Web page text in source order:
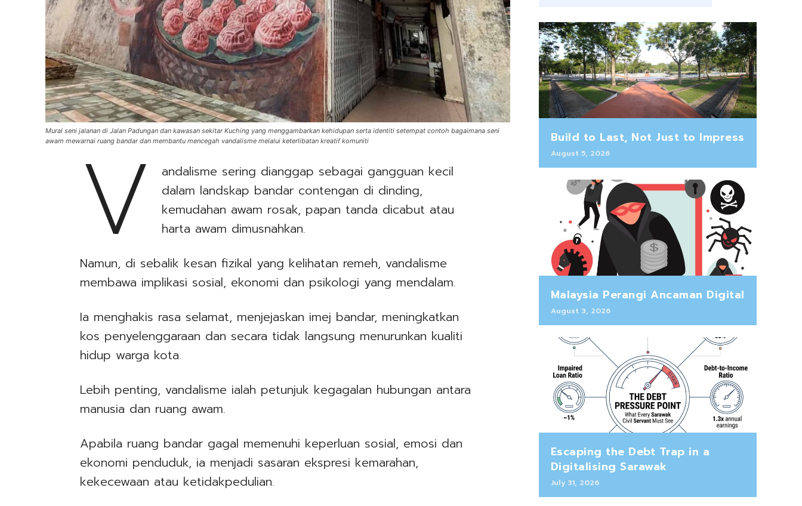
Mural seni jalanan di Jalan Padungan dan kawasan sekitar Kuching yang menggambarkan kehidupan serta identiti setempat contoh bagaimana seni
awam mewarnai ruang bandar dan membantu mencegah vandalisme melalui keterlibatan kreatif komuniti
V
andalisme sering dianggap sebagai gangguan kecil
dalam landskap bandar contengan di dinding,
kemudahan awam rosak, papan tanda dicabut atau
harta awam dimusnahkan.
Namun, di sebalik kesan fizikal yang kelihatan remeh, vandalisme
membawa implikasi sosial, ekonomi dan psikologi yang mendalam.
Ia menghakis rasa selamat, menjejaskan imej bandar, meningkatkan
kos penyelenggaraan dan secara tidak langsung menurunkan kualiti
hidup warga kota.
Lebih penting, vandalisme ialah petunjuk kegagalan hubungan antara
manusia dan ruang awam.
Apabila ruang bandar gagal memenuhi keperluan sosial, emosi dan
ekonomi penduduk, ia menjadi sasaran ekspresi kemarahan,
kekecewaan atau ketidakpedulian.
Build to Last, Not Just to Impress
August 5, 2026
Malaysia Perangi Ancaman Digital
August 3, 2026
Escaping the Debt Trap in a
Digitalising Sarawak
July 31, 2026